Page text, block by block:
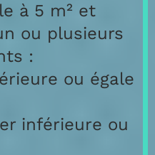
à 5 m² et
ou plusieurs
:
ou égale
inférieure ou